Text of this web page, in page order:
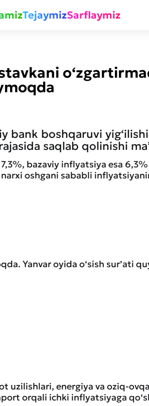
TejaymizSarflaymiz
bank boshqaruvi
saqlab qolinishi
bazaviy inflyatsiya esa
oshgani sababli
Yanvar oyida o‘sish sur’ati
uzilishlari, energiya va oziq-
orqali ichki inflyatsiyaga